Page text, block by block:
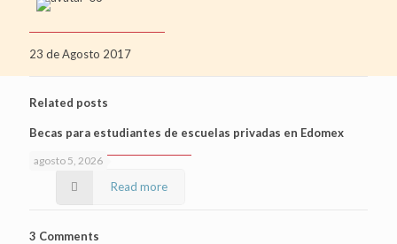
23 de Agosto 2017
Related posts
agosto 5, 2026
Becas para estudiantes de escuelas privadas en Edomex
Read more
3 Comments